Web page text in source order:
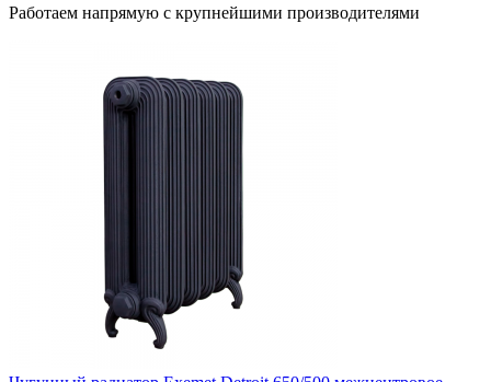
Работаем напрямую с крупнейшими производителями